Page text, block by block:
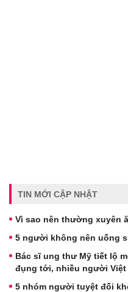
TIN MỚI CẬP NHẬT
Vì sao nên thường xuyên
5 người không nên uống
Bác sĩ ung thư Mỹ tiết lộ
đụng tới, nhiều người
5 nhóm người tuyệt đối